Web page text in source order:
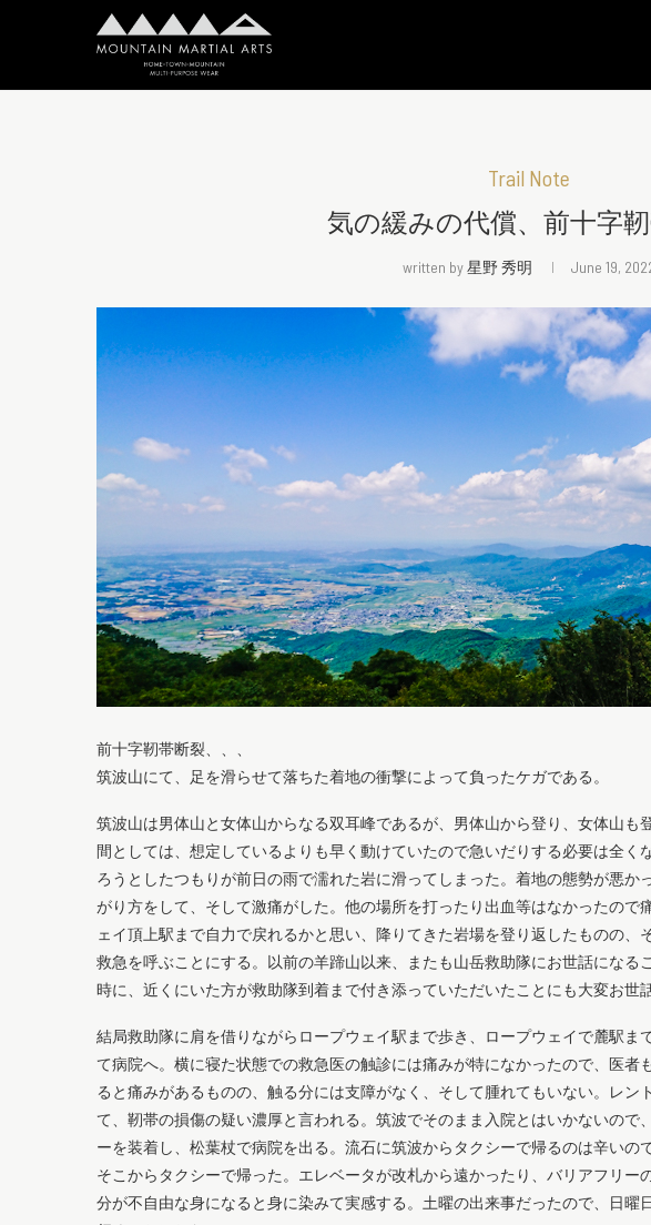
Trail Note
気の緩みの代償、前十字
written by星野 秀明 June 19,
前十字靭帯断裂、、、
筑波山にて、足を滑らせて落ちた着地の衝撃によって負ったケガである。
筑波山は男体山と女体山からなる双耳峰であるが、男体山から登り、女体山も
間としては、想定しているよりも早く動けていたので急いだりする必要は全く
ろうとしたつもりが前日の雨で濡れた岩に滑ってしまった。着地の態勢が悪か
がり方をして、そして激痛がした。他の場所を打ったり出血等はなかったので
ェイ頂上駅まで自力で戻れるかと思い、降りてきた岩場を登り返したものの、
救急を呼ぶことにする。以前の羊蹄山以来、またも山岳救助隊にお世話になる
時に、近くにいた方が救助隊到着まで付き添っていただいたことにも大変お世
結局救助隊に肩を借りながらロープウェイ駅まで歩き、ロープウェイで麓駅ま
て病院へ。横に寝た状態での救急医の触診には痛みが特になかったので、医者
ると痛みがあるものの、触る分には支障がなく、そして腫れてもいない。レン
て、靭帯の損傷の疑い濃厚と言われる。筑波でそのまま入院とはいかないので
ーを装着し、松葉杖で病院を出る。流石に筑波からタクシーで帰るのは辛いの
そこからタクシーで帰った。エレベータが改札から遠かったり、バリアフリー
分が不自由な身になると身に染みて実感する。土曜の出来事だったので、日曜